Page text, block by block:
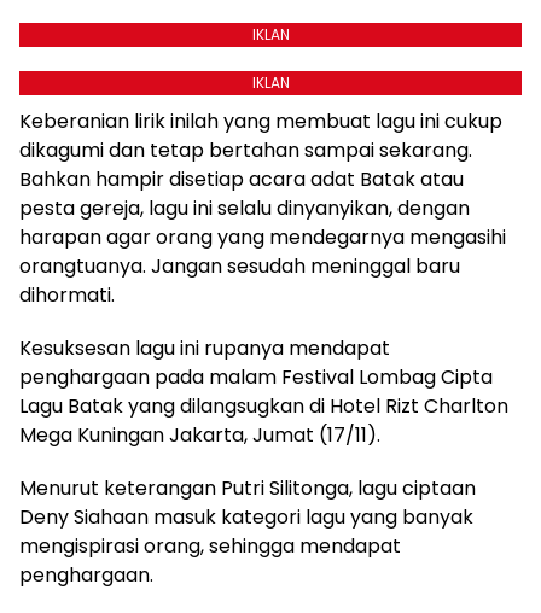
IKLAN
IKLAN
Keberanian lirik inilah yang membuat lagu ini cukup
dikagumi dan tetap bertahan sampai sekarang.
Bahkan hampir disetiap acara adat Batak atau
pesta gereja, lagu ini selalu dinyanyikan, dengan
harapan agar orang yang mendegarnya mengasihi
orangtuanya. Jangan sesudah meninggal baru
dihormati.
Kesuksesan lagu ini rupanya mendapat
penghargaan pada malam Festival Lombag Cipta
Lagu Batak yang dilangsugkan di Hotel Rizt Charlton
Mega Kuningan Jakarta, Jumat (17/11).
Menurut keterangan Putri Silitonga, lagu ciptaan
Deny Siahaan masuk kategori lagu yang banyak
mengispirasi orang, sehingga mendapat
penghargaan.